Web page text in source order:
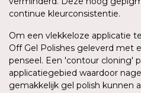
continue kleurconsistentie.
Om een vlekkeloze applicatie
Off Gel Polishes geleverd met
penseel. Een 'contour cloning'
applicatiegebied waardoor
gemakkelijk gel polish kunnen